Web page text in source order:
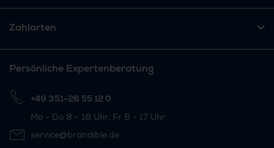
Zahlarten
Persönliche Expertenberatung
+49 351-26 55 12 0
Mo - Do 8 - 18 Uhr, Fr 8 - 17 Uhr
service@brandible.de